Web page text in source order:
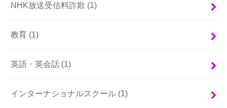
NHK放送受信料詐欺 (1)
教育 (1)
英語・英会話 (1)
インターナショナルスクール (1)